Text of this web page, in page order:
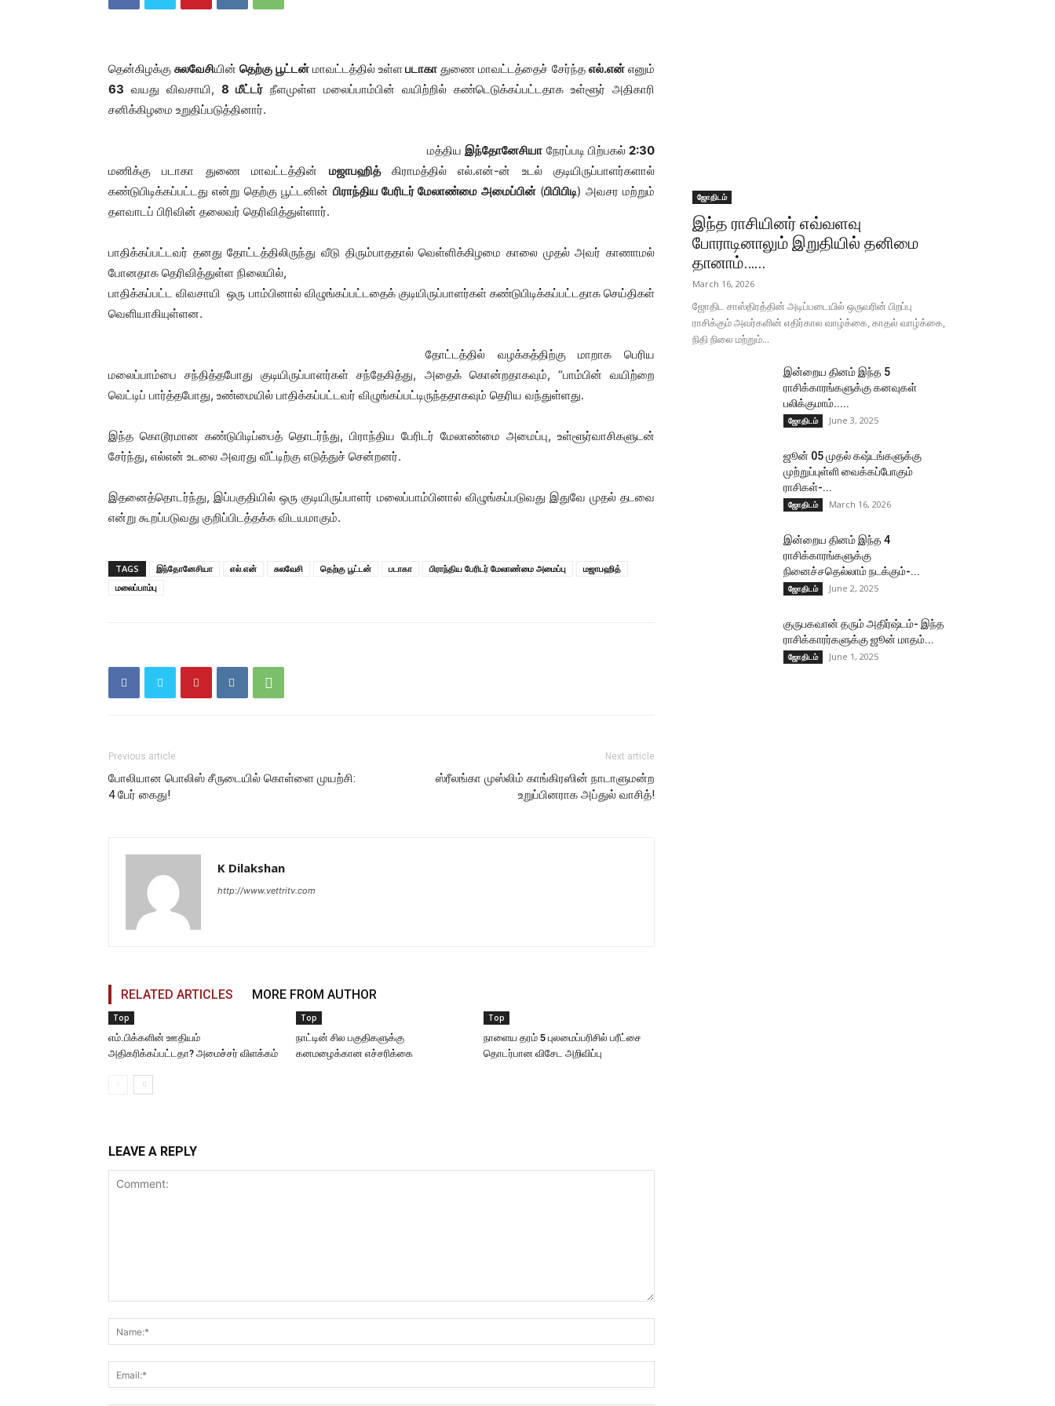
தென்கிழக்குசுலவேசியின்தெற்கு பூட்டன்மாவட்டத்தில் உள்ளபடாகா துணை மாவட்டத்தைச் சேர்ந்த எல்.என்எனும்
63 வயது விவசாயி, 8 மீட்டர் நீளமுள்ள மலைப்பாம்பின் வயிற்றில் கண்டெடுக்கப்பட்டதாக உள்ளூர் அதிகாரி
சனிக்கிழமை உறுதிப்படுத்தினார்.
மத்தியஇந்தோனேசியா நேரப்படி பிற்பகல் 2:30
மணிக்கு படாகா துணை மாவட்டத்தின் மஜாபஹித்கிராமத்தில் எல்.என்-ன் உடல் குடியிருப்பாளர்களால்
கண்டுபிடிக்கப்பட்டது என்று தெற்கு பூட்டனின் பிராந்திய பேரிடர் மேலாண்மை அமைப்பின்(பிபிபிடி) அவசர மற்றும்
தளவாடப் பிரிவின் தலைவர் தெரிவித்துள்ளார்.
பாதிக்கப்பட்டவர் தனது தோட்டத்திலிருந்து வீடு திரும்பாததால் வெள்ளிக்கிழமை காலை முதல் அவர் காணாமல்
போனதாக தெரிவித்துள்ள நிலையில்,
பாதிக்கப்பட்ட விவசாயி ஒரு பாம்பினால் விழுங்கப்பட்டதைக் குடியிருப்பாளர்கள் கண்டுபிடிக்கப்பட்டதாக செய்திகள்
வெளியாகியுள்ளன.
தோட்டத்தில் வழக்கத்திற்கு மாறாக பெரிய
மலைப்பாம்பை சந்தித்தபோது குடியிருப்பாளர்கள் சந்தேகித்து, அதைக் கொன்றதாகவும், “பாம்பின் வயிற்றை
வெட்டிப் பார்த்தபோது, ​​உண்மையில் பாதிக்கப்பட்டவர் விழுங்கப்பட்டிருந்ததாகவும் தெரிய வந்துள்ளது.
இந்த கொடூரமான கண்டுபிடிப்பைத் தொடர்ந்து, பிராந்திய பேரிடர் மேலாண்மை அமைப்பு, உள்ளூர்வாசிகளுடன்
சேர்ந்து, எல்என் உடலை அவரது வீட்டிற்கு எடுத்துச் சென்றனர்.
இதனைத்தொடர்ந்து, இப்பகுதியில் ஒரு குடியிருப்பாளர் மலைப்பாம்பினால் விழுங்கப்படுவது இதுவே முதல் தடவை
என்று கூறப்படுவது குறிப்பிடத்தக்க விடயமாகும்.
TAGS இந்தோனேசியா எல்.என் சுலவேசி தெற்கு பூட்டன் படாகா பிராந்திய பேரிடர் மேலாண்மை அமைப்பு
மஜாபஹித்
மலைப்பாம்பு
Previous article
போலியான பொலிஸ் சீருடையில் கொள்ளை முயற்சி:
4 பேர் கைது!
Next article
ஸ்ரீலங்கா முஸ்லிம் காங்கிரஸின் நாடாளுமன்ற
உறுப்பினராக அப்துல் வாசித்!
K Dilakshan
http://www.vettritv.com
RELATED ARTICLES MORE FROM AUTHOR
Top
எம்.பிக்களின் ஊதியம்
அதிகரிக்கப்பட்டதா? அமைச்சர் விளக்கம்
Top
நாட்டின் சில பகுதிகளுக்கு
கனமழைக்கான எச்சரிக்கை
Top
நாளைய தரம் 5 புலமைப்பரிசில் பரீட்சை
தொடர்பான விசேட அறிவிப்பு
LEAVE A REPLY
ஜோதிடம்
இந்த ராசியினர் எவ்வளவு
போராடினாலும் இறுதியில் தனிமை
தானாம்…...
March 16, 2026
ஜோதிட சாஸ்திரத்தின் அடிப்படையில் ஒருவரின் பிறப்பு
ராசிக்கும் அவர்களின் எதிர்கால வாழ்க்கை, காதல் வாழ்க்கை,
நிதி நிலை மற்றும்...
இன்றைய தினம் இந்த 5
ராசிக்காரங்களுக்கு கனவுகள்
பலிக்குமாம்.....
ஜோதிடம் June 3, 2025
ஜூன் 05 முதல் கஷ்டங்களுக்கு
முற்றுப்புள்ளி வைக்கப்போகும்
ராசிகள்-...
ஜோதிடம் March 16, 2026
இன்றைய தினம் இந்த 4
ராசிக்காரங்களுக்கு
நினைச்சதெல்லாம் நடக்கும்-...
ஜோதிடம் June 2, 2025
குருபகவான் தரும் அதிர்ஷ்டம்- இந்த
ராசிக்காரர்களுக்கு ஜூன் மாதம்...
ஜோதிடம் June 1, 2025